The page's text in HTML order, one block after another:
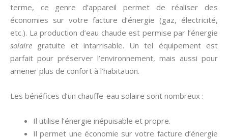
terme, ce genre d’appareil permet de réaliser des
économies sur votre facture d’énergie (gaz, électricité,
etc.). La production d’eau chaude est permise par l’énergie
solaire gratuite et intarrisable. Un tel équipement est
parfait pour préserver l’environnement, mais aussi pour
amener plus de confort à l’habitation.
Les bénéfices d’un chauffe-eau solaire sont nombreux :
Il utilise l’énergie inépuisable et propre.
Il permet une économie sur votre facture d’énergie